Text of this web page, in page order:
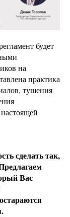
будет
на
практика
тушения
сделать так,
Вас